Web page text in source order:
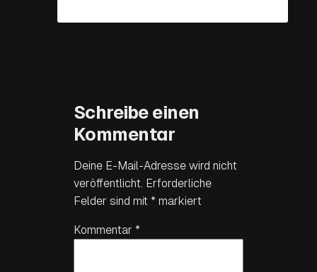
Schreibe einen
Kommentar
Deine E-Mail-Adresse wird nicht
veröffentlicht. Erforderliche
Felder sind mit * markiert
Kommentar *